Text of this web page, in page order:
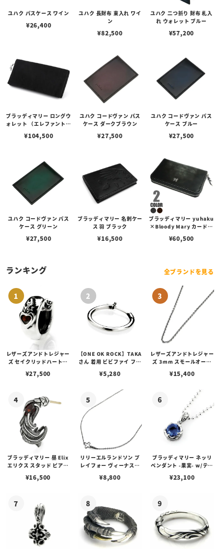
ユハク パスケース ワイン
¥26,400
ユハク 長財布 束入れ ワイ
ン
¥82,500
ユハク 二つ折り 財布 札入
れ ウォレット ブルー
¥57,200
ブラッディマリー ロングウ
ォレット （エレファントレ
¥104,500
ユハク コードヴァン パス
ケース ダークブラウン
¥27,500
ユハク コードヴァン パス
ケース ブルー
¥27,500
ユハク コードヴァン パス
ケース グリーン
¥27,500
ブラッディマリー 名刺ケー
ス 羽 ブラック
¥16,500
ブラッディマリー yuhaku
×Bloody Mary カードケ
ー）
¥60,500
ランキング 全ブランドを見る
レザーズアンドトレジャー
ズ セイクリッドハートピ
¥27,500
【ONE OK ROCK】TAKA
さん 着用 ビビファイ フー
¥5,280
レザーズアンドトレジャー
ズ 3mm スモールオーバ
ブスタークラスプ＆LTロ
¥15,400
ブラッディマリー 昼 Elix
エリクス スタッド ピアス
¥16,500
リリーエルランドソン プ
レイフォー ヴィーナスチ
¥8,800
ブラッディマリー ネッリ
ペンダント -果実- w/ティ
¥23,100